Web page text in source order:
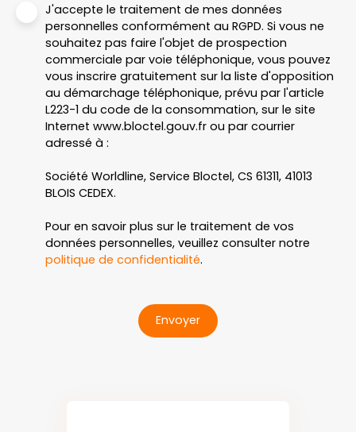
J'accepte le traitement de mes données
personnelles conformément au RGPD. Si vous ne
souhaitez pas faire l'objet de prospection
commerciale par voie téléphonique, vous pouvez
vous inscrire gratuitement sur la liste d'opposition
au démarchage téléphonique, prévu par l'article
L223-1 du code de la consommation, sur le site
Internet www.bloctel.gouv.fr ou par courrier
adressé à :
Société Worldline, Service Bloctel, CS 61311, 41013
BLOIS CEDEX.
Pour en savoir plus sur le traitement de vos
données personnelles, veuillez consulter notre
politique de confidentialité.
Envoyer